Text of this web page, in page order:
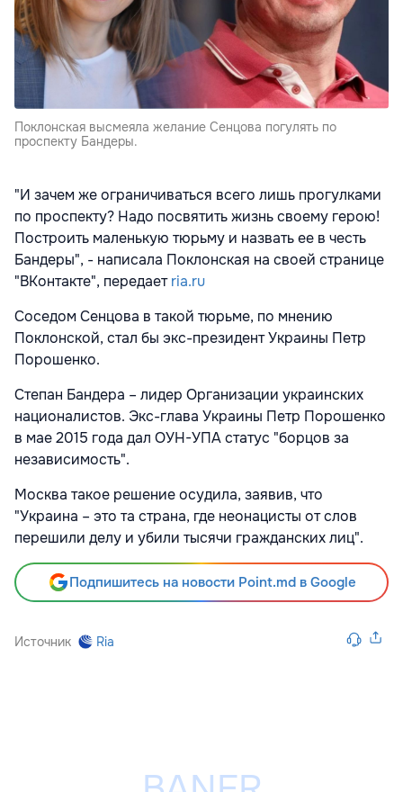
Поклонская высмеяла желание Сенцова погулять по
проспекту Бандеры.
"И зачем же ограничиваться всего лишь прогулками
по проспекту? Надо посвятить жизнь своему герою!
Построить маленькую тюрьму и назвать ее в честь
Бандеры", - написала Поклонская на своей странице
"ВКонтакте", передаетria.ru
Соседом Сенцова в такой тюрьме, по мнению
Поклонской, стал бы экс-президент Украины Петр
Порошенко.
Степан Бандера – лидер Организации украинских
националистов. Экс-глава Украины Петр Порошенко
в мае 2015 года дал ОУН-УПА статус "борцов за
независимость".
Москва такое решение осудила, заявив, что
"Украина – это та страна, где неонацисты от слов
перешили делу и убили тысячи гражданских лиц".
Подпишитесь на новости Point.md в Google
Источник Ria